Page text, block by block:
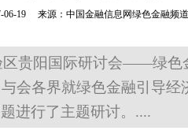
06-19 来源：中国金融信息网绿色金融
区贵阳国际研讨会——绿色
会各界就绿色金融引导
进行了主题研讨。....